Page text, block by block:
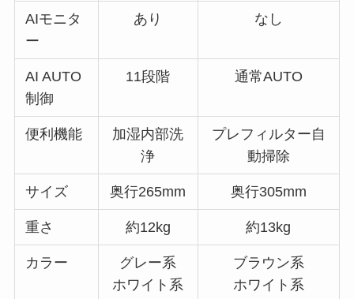
AIモニタ
ー
あり なし
AI AUTO
制御
11段階 通常AUTO
便利機能
加湿内部洗
浄
プレフィルター自
動掃除
サイズ 奥行265mm 奥行305mm
重さ 約12kg 約13kg
カラー
グレー系
ホワイト系
ブラウン系
ホワイト系